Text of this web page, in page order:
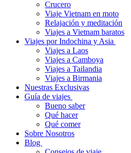
Crucero
Viaje Vietnam en moto
Relajación y meditación
Viajes a Vietnam baratos
Viajes por Indochina y Asia
Viajes a Laos
Viajes a Camboya
Viajes a Tailandia
Viajes a Birmania
Nuestras Exclusivas
Guía de viajes
Bueno saber
Qué hacer
Qué comer
Sobre Nosotros
Blog